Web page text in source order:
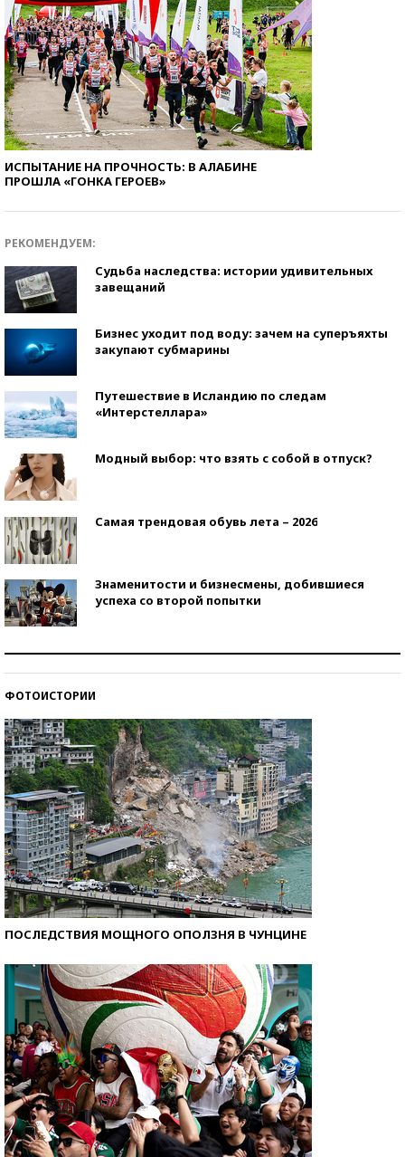
ИСПЫТАНИЕ НА ПРОЧНОСТЬ: В АЛАБИНЕ
ПРОШЛА «ГОНКА ГЕРОЕВ»
РЕКОМЕНДУЕМ:
Судьба наследства: истории удивительных
завещаний
Бизнес уходит под воду: зачем на суперъяхты
закупают субмарины
Путешествие в Исландию по следам
«Интерстеллара»
Модный выбор: что взять с собой в отпуск?
Самая трендовая обувь лета – 2026
Знаменитости и бизнесмены, добившиеся
успеха со второй попытки
ФОТОИСТОРИИ
ПОСЛЕДСТВИЯ МОЩНОГО ОПОЛЗНЯ В ЧУНЦИНЕ